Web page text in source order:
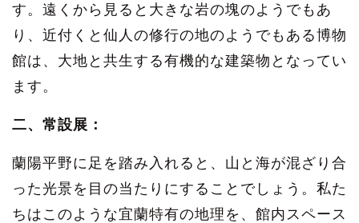
す。遠くから見ると大きな岩の塊のようでもあ
り、近付くと仙人の修行の地のようでもある博物
館は、大地と共生する有機的な建築物となってい
ます。
二、常設展：
蘭陽平野に足を踏み入れると、山と海が混ざり合
った光景を目の当たりにすることでしょう。私た
ちはこのような宜蘭特有の地理を、館内スペース